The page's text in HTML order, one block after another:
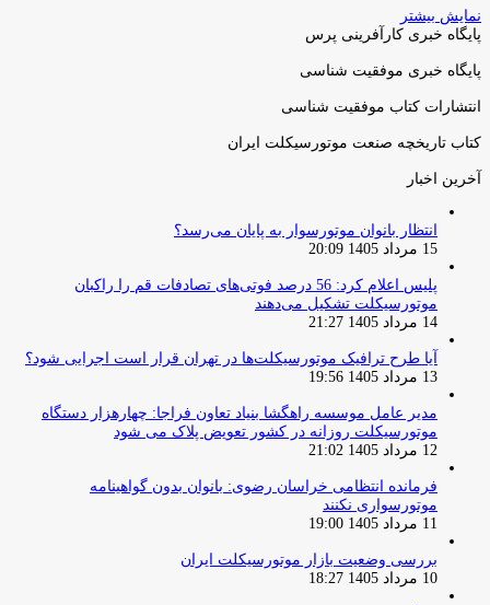
نمایش بیشتر
پایگاه خبری کارآفرینی پرس
پایگاه خبری موفقیت شناسی
انتشارات کتاب موفقیت شناسی
کتاب تاریخچه صنعت موتورسیکلت ایران
آخرین اخبار
انتظار بانوان موتورسوار به پایان می‌رسد؟
15 مرداد 1405 20:09
پلیس اعلام کرد: 56 درصد فوتی‌های تصادفات قم را راکبان
موتورسیکلت تشکیل می‌دهند
14 مرداد 1405 21:27
آیا طرح ترافیک موتورسیکلت‌ها در تهران قرار است اجرایی شود؟
13 مرداد 1405 19:56
مدیر عامل موسسه راهگشا بنیاد تعاون فراجا: چهارهزار دستگاه
موتورسیکلت روزانه در کشور تعویض پلاک می شود
12 مرداد 1405 21:02
فرمانده انتظامی خراسان رضوی: بانوان بدون گواهینامه
موتورسواری نکنند
11 مرداد 1405 19:00
بررسی وضعیت بازار موتورسیکلت ایران
10 مرداد 1405 18:27